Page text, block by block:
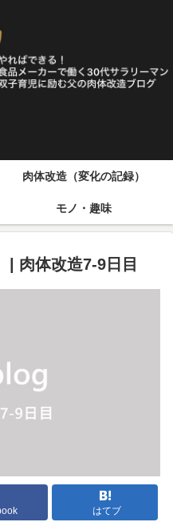
肉体改造（変化の記録）
モノ・趣味
| 肉体改造7-9日目
はてブ